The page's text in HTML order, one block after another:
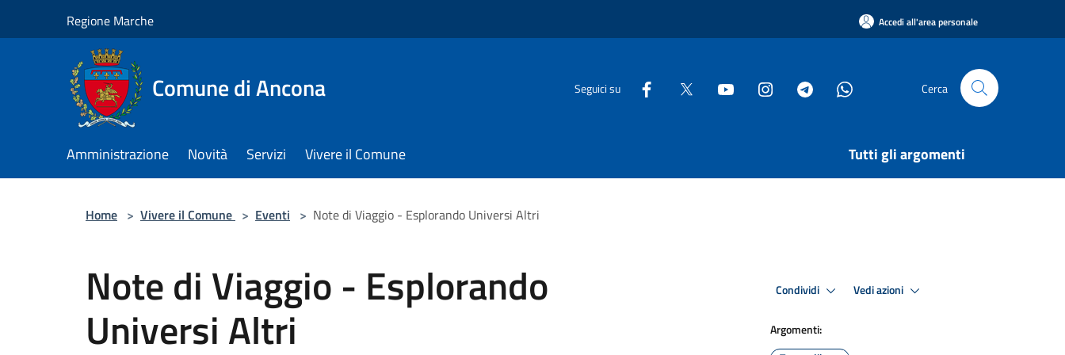
Regione Marche Accedi all'area personale
Comune di Ancona Seguici su Cerca
Amministrazione Novità Servizi Vivere il Comune Tutti gli argomenti
Home > Vivere il Comune > Eventi > Note di Viaggio - Esplorando Universi Altri
Note di Viaggio - Esplorando
Universi Altri
Condividi Vedi azioni
Argomenti: